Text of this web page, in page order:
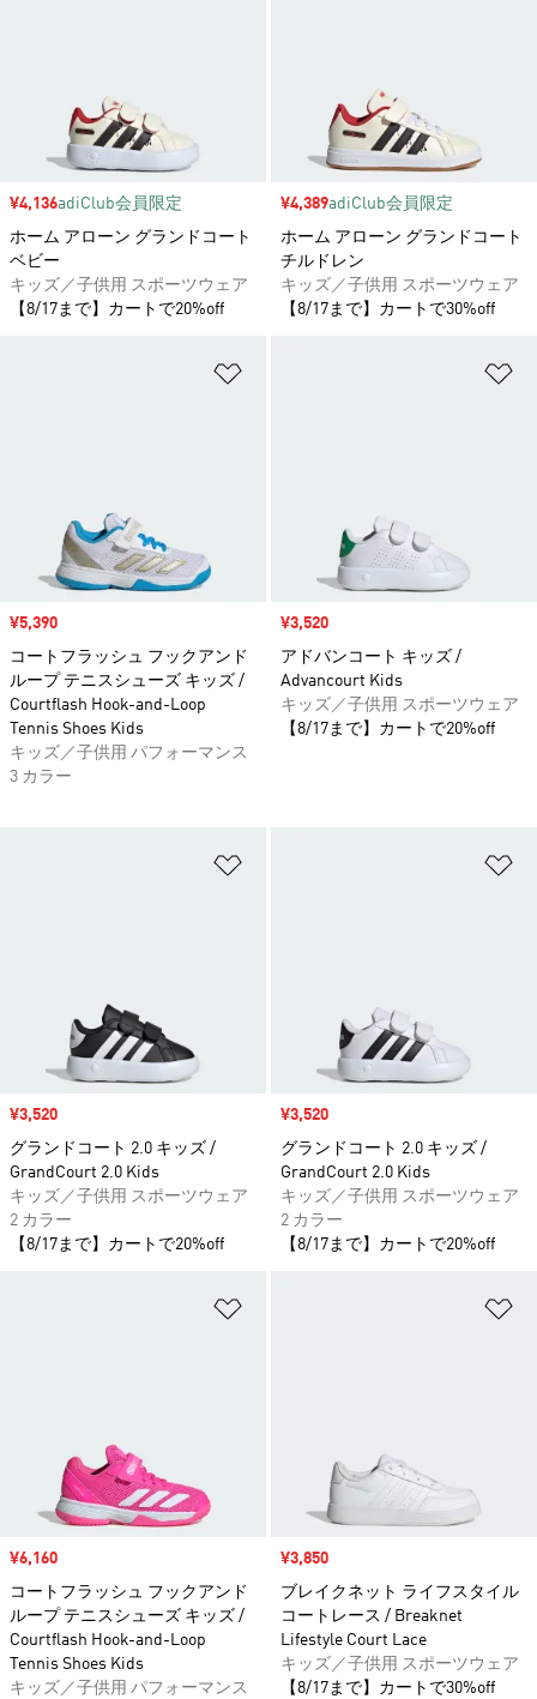
セール価格
¥4,136adiClub会員限定
ホーム アローン グランドコート
ベビー
キッズ／子供用 スポーツウェア
【8/17まで】カートで20%off
セール価格
¥4,389adiClub会員限定
ホーム アローン グランドコート
チルドレン
キッズ／子供用 スポーツウェア
【8/17まで】カートで30%off
セール価格
¥5,390
コートフラッシュ フックアンド
ループ テニスシューズ キッズ /
Courtflash Hook-and-Loop
Tennis Shoes Kids
キッズ／子供用 パフォーマンス
3 カラー
セール価格
¥3,520
アドバンコート キッズ /
Advancourt Kids
キッズ／子供用 スポーツウェア
【8/17まで】カートで20%off
セール価格
¥3,520
グランドコート 2.0 キッズ /
GrandCourt 2.0 Kids
キッズ／子供用 スポーツウェア
2 カラー
【8/17まで】カートで20%off
セール価格
¥3,520
グランドコート 2.0 キッズ /
GrandCourt 2.0 Kids
キッズ／子供用 スポーツウェア
2 カラー
【8/17まで】カートで20%off
セール価格
¥6,160
コートフラッシュ フックアンド
ループ テニスシューズ キッズ /
Courtflash Hook-and-Loop
Tennis Shoes Kids
キッズ／子供用 パフォーマンス
セール価格
¥3,850
ブレイクネット ライフスタイル
コートレース / Breaknet
Lifestyle Court Lace
キッズ／子供用 スポーツウェア
【8/17まで】カートで30%off